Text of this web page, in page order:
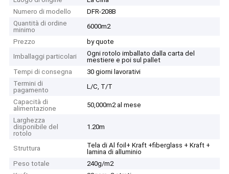
Numero di modello
DFR-208B
Quantità di ordine
minimo
6000m2
Prezzo
by quote
Imballaggi particolari
Ogni rotolo imballato dalla carta del
mestiere e poi sul pallet
Tempi di consegna
30 giorni lavorativi
Termini di
pagamento
L/C, T/T
Capacità di
alimentazione
50,000m2 al mese
Larghezza
disponibile del
rotolo
1.20m
Struttura
Tela di Al foil+ Kraft +fiberglass + Kraft +
lamina di alluminio
Peso totale
240g/m2